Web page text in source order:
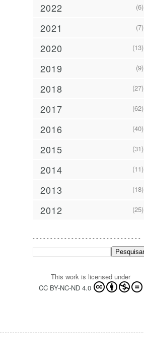
2022 (6)
2021 (7)
2020 (13)
2019 (9)
2018 (27)
2017 (62)
2016 (40)
2015 (31)
2014 (11)
2013 (18)
2012 (25)
- - - - - - - - - - - - - - - - - - - - - - - - - - - - - - -
This work is licensed under
CC BY-NC-ND 4.0